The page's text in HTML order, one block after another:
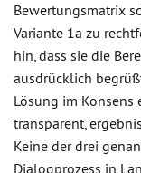
Bewertungsmatrix
Variante 1a zu
hin, dass sie die
ausdrücklich
Lösung im Konsens
transparent,
Keine der drei
Dialogprozess in